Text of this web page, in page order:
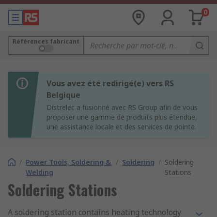
0
Références fabricant
Vous avez été redirigé(e) vers RS
Belgique
Distrelec a fusionné avec RS Group afin de vous
proposer une gamme de produits plus étendue,
une assistance locale et des services de pointe.
/ Power Tools, Soldering &
Welding
/ Soldering / Soldering
Stations
Soldering Stations
A soldering station contains heating technology